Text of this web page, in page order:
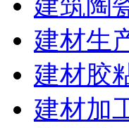
建筑陶
建材生
建材胶
建材加